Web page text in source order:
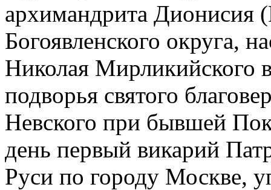
архимандрита Дионисия
Богоявленского округа,
Николая Мирликийского
подворья святого
Невского при бывшей
день первый викарий
Руси по городу Москве,